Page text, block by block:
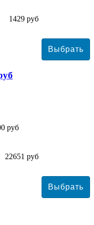
1429 руб
руб
22651 руб